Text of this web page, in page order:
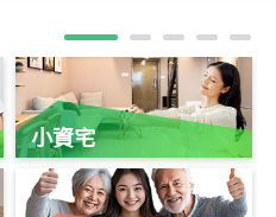
小資宅